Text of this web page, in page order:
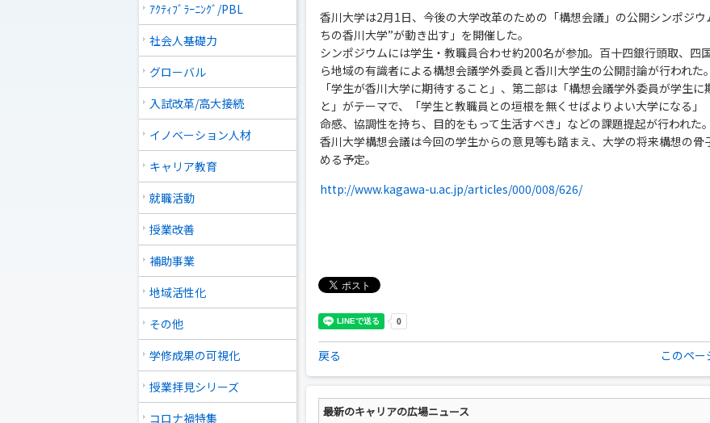
ｱｸﾃｨﾌﾞﾗｰﾆﾝｸﾞ/PBL
社会人基礎力
グローバル
入試改革/高大接続
イノベーション人材
キャリア教育
就職活動
授業改善
補助事業
地域活性化
その他
学修成果の可視化
授業拝見シリーズ
コロナ禍特集
香川大学は2月1日、今後の大学改革のための「構想会議」の公開シンポジウ
ちの香川大学”が動き出す」を開催した。
シンポジウムには学生・教職員合わせ約200名が参加。百十四銀行頭取、四
ら地域の有識者による構想会議学外委員と香川大学生の公開討論が行われた
「学生が香川大学に期待すること」、第二部は「構想会議学外委員が学生に
と」がテーマで、「学生と教職員との垣根を無くせばよりよい大学になる」
命感、協調性を持ち、目的をもって生活すべき」などの課題提起が行われた。
香川大学構想会議は今回の学生からの意見等も踏まえ、大学の将来構想の骨
める予定。
http://www.kagawa-u.ac.jp/articles/000/008/626/
戻る このペ
最新のキャリアの広場ニュース